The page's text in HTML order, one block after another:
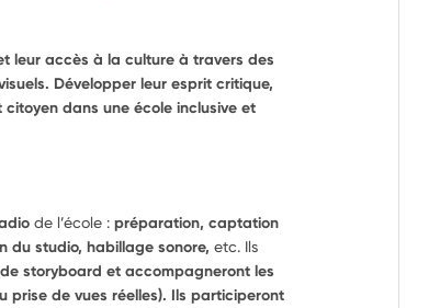
leur accès à la culture à travers des
Développer leur esprit critique,
dans une école inclusive et
de l’école : préparation, captation
du studio, habillage sonore, etc. Ils
storyboard et accompagneront les
prise de vues réelles). Ils participeront